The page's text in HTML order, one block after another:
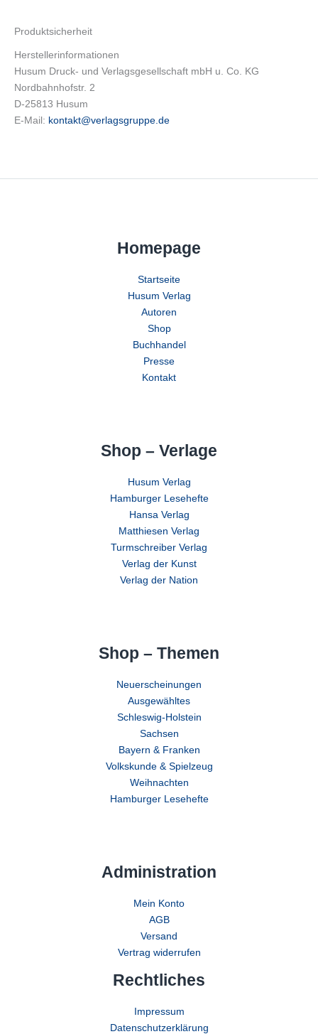
Produktsicherheit
Herstellerinformationen
Husum Druck- und Verlagsgesellschaft mbH u. Co. KG
Nordbahnhofstr. 2
D-25813 Husum
E-Mail: kontakt@verlagsgruppe.de
Homepage
Startseite
Husum Verlag
Autoren
Shop
Buchhandel
Presse
Kontakt
Shop – Verlage
Husum Verlag
Hamburger Lesehefte
Hansa Verlag
Matthiesen Verlag
Turmschreiber Verlag
Verlag der Kunst
Verlag der Nation
Shop – Themen
Neuerscheinungen
Ausgewähltes
Schleswig-Holstein
Sachsen
Bayern & Franken
Volkskunde & Spielzeug
Weihnachten
Hamburger Lesehefte
Administration
Mein Konto
AGB
Versand
Vertrag widerrufen
Rechtliches
Impressum
Datenschutzerklärung